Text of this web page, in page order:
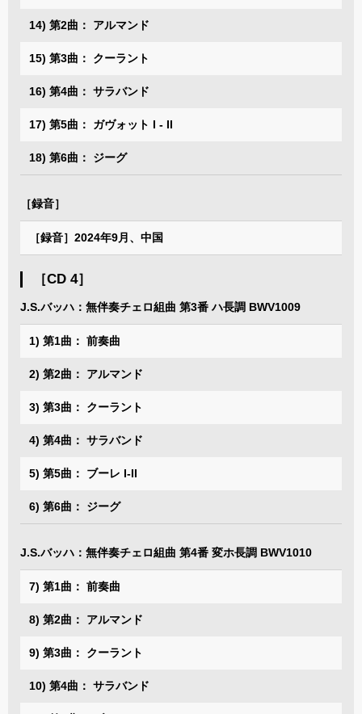
14) 第2曲： アルマンド
15) 第3曲： クーラント
16) 第4曲： サラバンド
17) 第5曲： ガヴォット I - II
18) 第6曲： ジーグ
［録音］
［録音］2024年9月、中国
［CD 4］
J.S.バッハ：無伴奏チェロ組曲 第3番 ハ長調 BWV1009
1) 第1曲： 前奏曲
2) 第2曲： アルマンド
3) 第3曲： クーラント
4) 第4曲： サラバンド
5) 第5曲： ブーレ I-II
6) 第6曲： ジーグ
J.S.バッハ：無伴奏チェロ組曲 第4番 変ホ長調 BWV1010
7) 第1曲： 前奏曲
8) 第2曲： アルマンド
9) 第3曲： クーラント
10) 第4曲： サラバンド